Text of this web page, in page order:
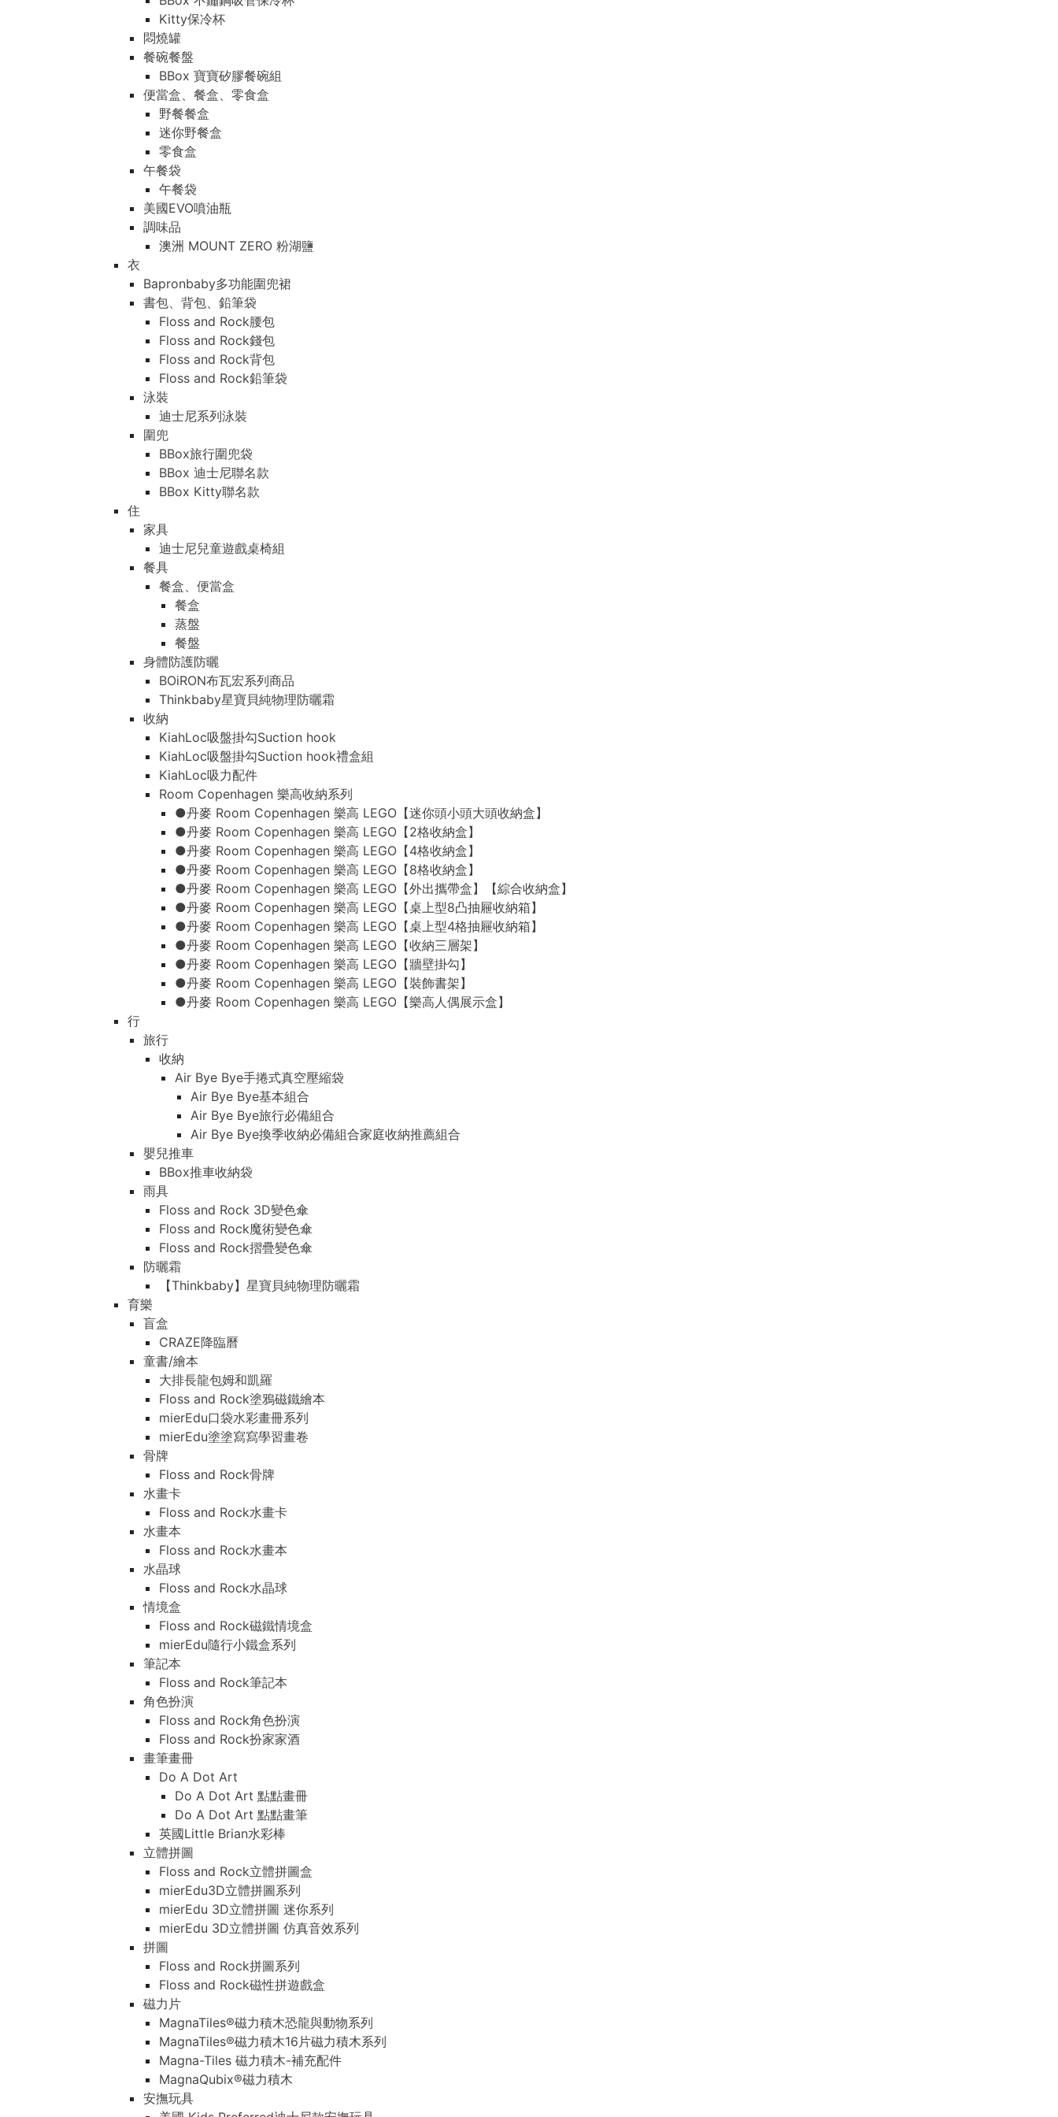
Kitty保冷杯
悶燒罐
餐碗餐盤
BBox 寶寶矽膠餐碗組
便當盒、餐盒、零食盒
野餐餐盒
迷你野餐盒
零食盒
午餐袋
午餐袋
美國EVO噴油瓶
調味品
澳洲 MOUNT ZERO 粉湖鹽
衣
Bapronbaby多功能圍兜裙
書包、背包、鉛筆袋
Floss and Rock腰包
Floss and Rock錢包
Floss and Rock背包
Floss and Rock鉛筆袋
泳裝
迪士尼系列泳裝
圍兜
BBox旅行圍兜袋
BBox 迪士尼聯名款
BBox Kitty聯名款
住
家具
迪士尼兒童遊戲桌椅組
餐具
餐盒、便當盒
餐盒
蒸盤
餐盤
身體防護防曬
BOiRON布瓦宏系列商品
Thinkbaby星寶貝純物理防曬霜
收納
KiahLoc吸盤掛勾Suction hook
KiahLoc吸盤掛勾Suction hook禮盒組
KiahLoc吸力配件
Room Copenhagen 樂高收納系列
●丹麥 Room Copenhagen 樂高 LEGO【迷你頭小頭大頭收納盒】
●丹麥 Room Copenhagen 樂高 LEGO【2格收納盒】
●丹麥 Room Copenhagen 樂高 LEGO【4格收納盒】
●丹麥 Room Copenhagen 樂高 LEGO【8格收納盒】
●丹麥 Room Copenhagen 樂高 LEGO【外出攜帶盒】【綜合收納盒】
●丹麥 Room Copenhagen 樂高 LEGO【桌上型8凸抽屜收納箱】
●丹麥 Room Copenhagen 樂高 LEGO【桌上型4格抽屜收納箱】
●丹麥 Room Copenhagen 樂高 LEGO【收納三層架】
●丹麥 Room Copenhagen 樂高 LEGO【牆壁掛勾】
●丹麥 Room Copenhagen 樂高 LEGO【裝飾書架】
●丹麥 Room Copenhagen 樂高 LEGO【樂高人偶展示盒】
行
旅行
收納
Air Bye Bye手捲式真空壓縮袋
Air Bye Bye基本組合
Air Bye Bye旅行必備組合
Air Bye Bye換季收納必備組合家庭收納推薦組合
嬰兒推車
BBox推車收納袋
雨具
Floss and Rock 3D變色傘
Floss and Rock魔術變色傘
Floss and Rock摺疊變色傘
防曬霜
【Thinkbaby】星寶貝純物理防曬霜
育樂
盲盒
CRAZE降臨曆
童書/繪本
大排長龍包姆和凱羅
Floss and Rock塗鴉磁鐵繪本
mierEdu口袋水彩畫冊系列
mierEdu塗塗寫寫學習畫卷
骨牌
Floss and Rock骨牌
水畫卡
Floss and Rock水畫卡
水畫本
Floss and Rock水畫本
水晶球
Floss and Rock水晶球
情境盒
Floss and Rock磁鐵情境盒
mierEdu隨行小鐵盒系列
筆記本
Floss and Rock筆記本
角色扮演
Floss and Rock角色扮演
Floss and Rock扮家家酒
畫筆畫冊
Do A Dot Art
Do A Dot Art 點點畫冊
Do A Dot Art 點點畫筆
英國Little Brian水彩棒
立體拼圖
Floss and Rock立體拼圖盒
mierEdu3D立體拼圖系列
mierEdu 3D立體拼圖 迷你系列
mierEdu 3D立體拼圖 仿真音效系列
拼圖
Floss and Rock拼圖系列
Floss and Rock磁性拼遊戲盒
磁力片
MagnaTiles®磁力積木恐龍與動物系列
MagnaTiles®磁力積木16片磁力積木系列
Magna-Tiles 磁力積木-補充配件
MagnaQubix®磁力積木
安撫玩具